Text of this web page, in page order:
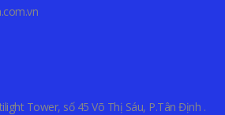
Tower, số 45 Võ Thị Sáu, P.Tân Định .